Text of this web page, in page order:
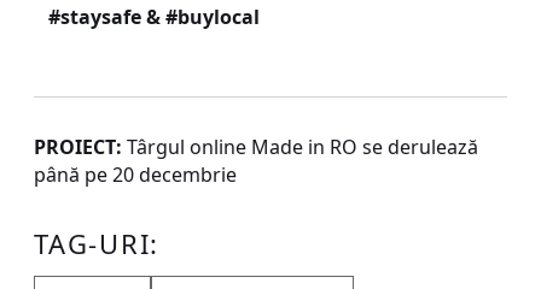
#staysafe & #buylocal
PROIECT: Târgul online Made in RO se derulează
până pe 20 decembrie
TAG-URI: